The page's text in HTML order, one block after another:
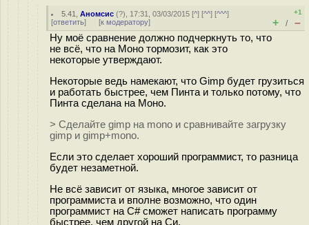
5.41 ,Аномсис (?), 17:31, 03/03/2015 [^] [^^] [^^^]
[ответить] [к модератору]
+1
+ / –
Ну моё сравнение должно подчеркнуть то, что
не всё, что на Моно тормозит, как это
некоторые утверждают.
Некоторые ведь намекают, что Gimp будет грузиться
и работать быстрее, чем Пинта и только потому, что
Пинта сделана на Моно.
> Сделайте gimp на mono и сравнивайте загрузку
gimp и gimp+mono.
Если это сделает хороший программист, то разница
будет незаметной.
Не всё зависит от языка, многое зависит от
программиста и вполне возможно, что один
программист на С# сможет написать программу
быстрее, чем другой на Си.